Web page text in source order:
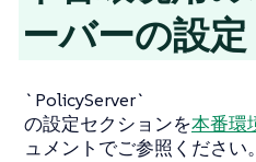
ーバーの設定
`PolicyServer`
の設定セクションを本番環
ュメントでご参照ください。